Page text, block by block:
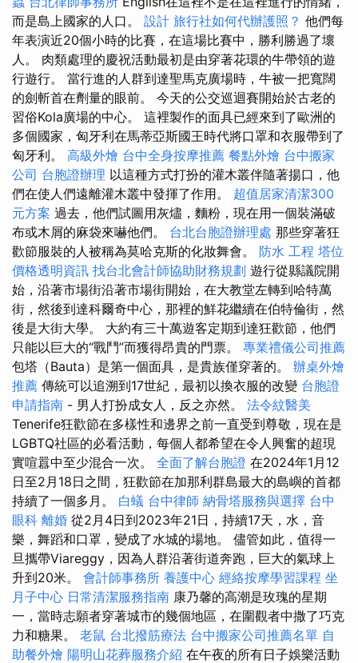
而是島上國家的人口。 設計 旅行社如何代辦護照？ 他們每
年表演近20個小時的比賽，在這場比賽中，勝利勝過了壞
人。 肉類處理的慶祝活動最初是由穿著花環的牛帶領的遊
行遊行。 當行進的人群到達聖馬克廣場時，牛被一把寬闊
的劍斬首在劑量的眼前。 今天的公交巡迴賽開始於古老的
習俗Kola廣場的中心。 這裡製作的面具已經來到了歐洲的
多個國家，匈牙利在馬蒂亞斯國王時代將口罩和衣服帶到了
匈牙利。 高級外燴 台中全身按摩推薦 餐點外燴 台中搬家
公司 台胞證辦理 以這種方式打扮的灌木叢伴隨著揚口，他
們在使人們遠離灌木叢中發揮了作用。 超值居家清潔300
元方案 過去，他們試圖用灰燼，麵粉，現在用一個裝滿破
布或木屑的麻袋來嚇他們。 台北台胞證辦理處 那些穿著狂
歡節服裝的人被稱為莫哈克斯的化妝舞會。 防水 工程 塔位
價格透明資訊 找台北會計師協助財務規劃 遊行從縣議院開
始，沿著市場街沿著市場街開始，在大教堂左轉到哈特萬
街，然後到達科爾奇中心，那裡的鮮花繼續在伯特倫街，然
後是大街大學。 大約有三十萬遊客定期到達狂歡節，他們
只能以巨大的“戰鬥”而獲得昂貴的門票。 專業禮儀公司推薦
包塔（Bauta）是第一個面具，是貴族僅穿著的。 辦桌外燴
推薦 傳統可以追溯到17世紀，最初以換衣服的改變 台胞證
申請指南 - 男人打扮成女人，反之亦然。 法令紋醫美
Tenerife狂歡節在多樣性和邊界之前一直受到尊敬，現在是
LGBTQ社區的必看活動，每個人都希望在令人興奮的超現
實喧囂中至少混合一次。 全面了解台胞證 在2024年1月12
日至2月18日之間，狂歡節在加那利群島最大的島嶼的首都
持續了一個多月。 白蟻 台中律師 納骨塔服務與選擇 台中
眼科 離婚 從2月4日到2023年21日，持續17天，水，音
樂，舞蹈和口罩，變成了水城的場地。 儘管如此，值得一
旦攜帶Viareggy，因為人群沿著街道奔跑，巨大的氣球上
升到20米。 會計師事務所 養護中心 經絡按摩學習課程 坐
月子中心 日常清潔服務指南 康乃馨的高潮是玫瑰的星期
一，當時志願者穿著城市的幾個地區，在圍觀者中撒了巧克
力和糖果。 老鼠 台北撥筋療法 台中搬家公司推薦名單 自
助餐外燴 陽明山花葬服務介紹 在午夜的所有日子娛樂活動